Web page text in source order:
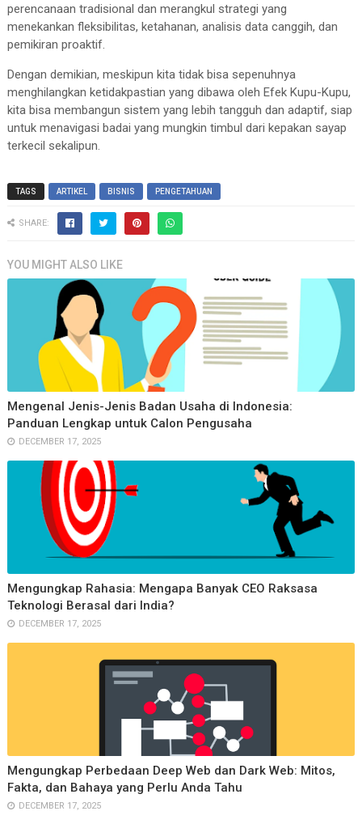
perencanaan tradisional dan merangkul strategi yang
menekankan fleksibilitas, ketahanan, analisis data canggih, dan
pemikiran proaktif.
Dengan demikian, meskipun kita tidak bisa sepenuhnya
menghilangkan ketidakpastian yang dibawa oleh Efek Kupu-Kupu,
kita bisa membangun sistem yang lebih tangguh dan adaptif, siap
untuk menavigasi badai yang mungkin timbul dari kepakan sayap
terkecil sekalipun.
TAGS ARTIKEL BISNIS PENGETAHUAN
SHARE:
YOU MIGHT ALSO LIKE
Mengenal Jenis-Jenis Badan Usaha di Indonesia:
Panduan Lengkap untuk Calon Pengusaha
DECEMBER 17, 2025
Mengungkap Rahasia: Mengapa Banyak CEO Raksasa
Teknologi Berasal dari India?
DECEMBER 17, 2025
Mengungkap Perbedaan Deep Web dan Dark Web: Mitos,
Fakta, dan Bahaya yang Perlu Anda Tahu
DECEMBER 17, 2025